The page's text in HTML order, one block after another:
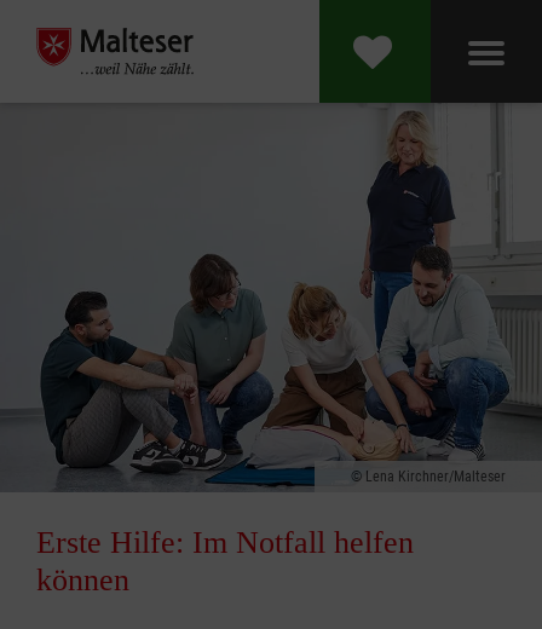
Lena Kirchner/Malteser
Erste Hilfe: Im Notfall helfen
können